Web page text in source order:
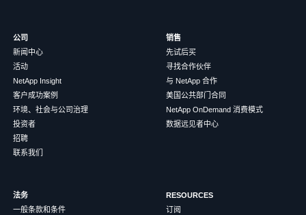
公司
新闻中心
活动
NetApp Insight
客户成功案例
环境、社会与公司治理
投资者
招聘
联系我们
销售
先试后买
寻找合作伙伴
与 NetApp 合作
美国公共部门合同
NetApp OnDemand 消费模式
数据远见者中心
法务
一般条款和条件
RESOURCES
订阅